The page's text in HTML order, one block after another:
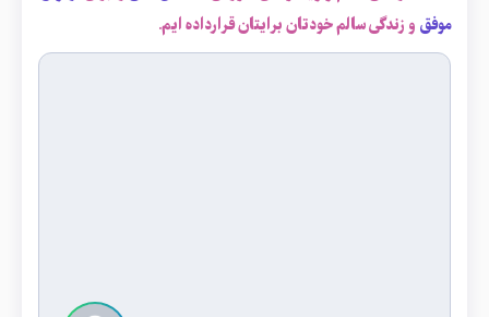
موفق و زندگی سالم خودتان برایتان قرارداده ایم.